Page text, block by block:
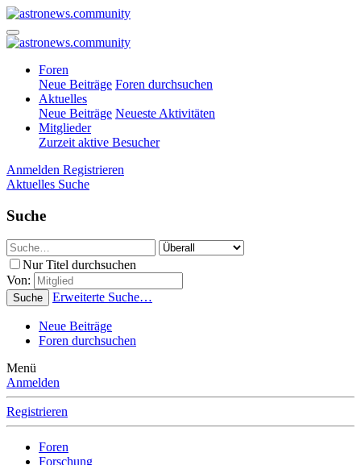
Foren
Neue Beiträge Foren durchsuchen
Aktuelles
Neue Beiträge Neueste Aktivitäten
Mitglieder
Zurzeit aktive Besucher
Anmelden Registrieren
Aktuelles Suche
Suche
Nur Titel durchsuchen
Von:
Suche Erweiterte Suche…
Neue Beiträge
Foren durchsuchen
Menü
Anmelden
Registrieren
Foren
Forschung